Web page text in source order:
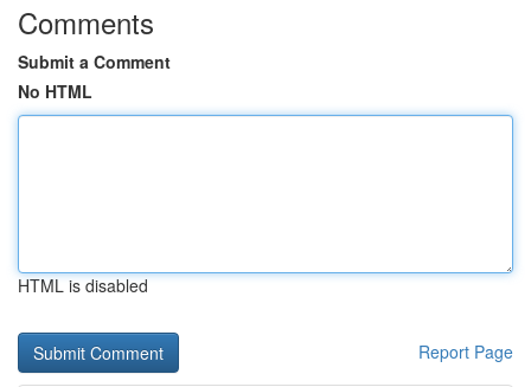
Comments
Submit a Comment
No HTML
HTML is disabled
Report Page